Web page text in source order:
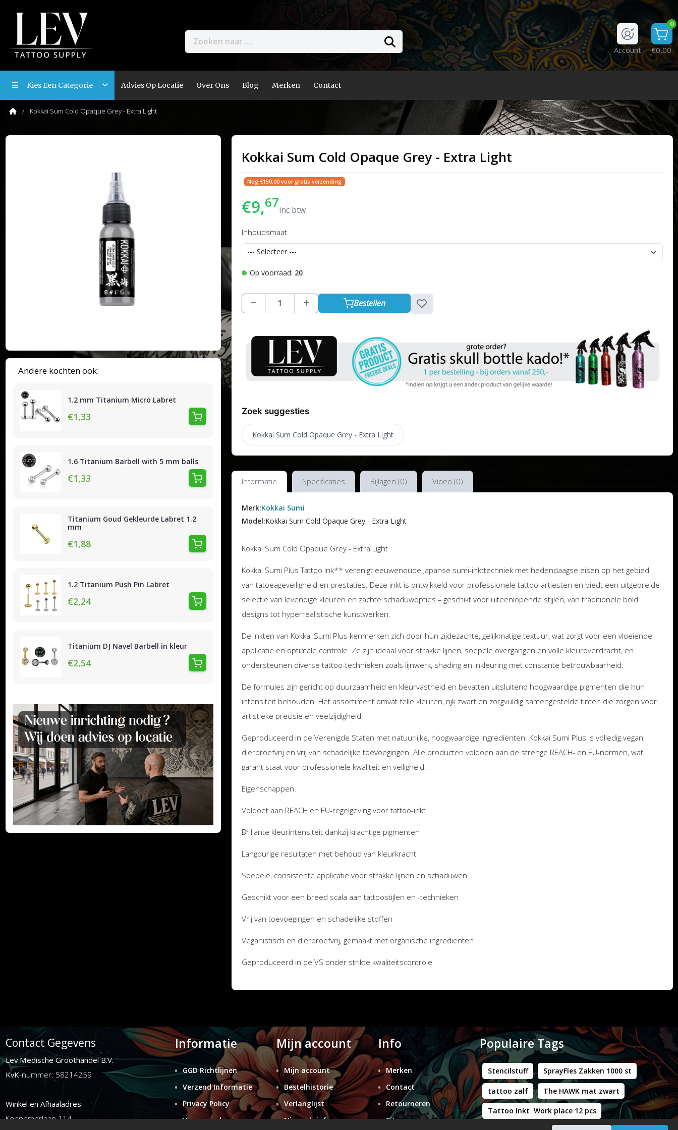
0
€0,00
Account
Kies Een Categorie Advies Op Locatie Over Ons Blog Merken Contact
Kokkai Sum Cold Opaque Grey - Extra Light
Andere kochten ook:
1.2 mm Titanium Micro Labret
€1,33
1.6 Titanium Barbell with 5 mm balls
€1,33
Titanium Goud Gekleurde Labret 1.2
mm
€1,88
1.2 Titanium Push Pin Labret
€2,24
Titanium DJ Navel Barbell in kleur
€2,54
Kokkai Sum Cold Opaque Grey - Extra Light
Nog €150,00 voor gratis verzending
€9,67inc btw
Inhoudsmaat
Op voorraad: 20
Bestellen
Zoek suggesties
Kokkai Sum Cold Opaque Grey - Extra Light
Informatie Specificaties Bijlagen (0) Video (0)
Merk:Kokkai Sumi
Model:Kokkai Sum Cold Opaque Grey - Extra Light
Kokkai Sum Cold Opaque Grey - Extra Light
Kokkai Sumi Plus Tattoo Ink** verenigt eeuwenoude Japanse sumi-inkttechniek met hedendaagse eisen op het gebied
van tatoeageveiligheid en prestaties. Deze inkt is ontwikkeld voor professionele tattoo-artiesten en biedt een uitgebreide
selectie van levendige kleuren en zachte schaduwopties – geschikt voor uiteenlopende stijlen, van traditionele bold
designs tot hyperrealistische kunstwerken.
De inkten van Kokkai Sumi Plus kenmerken zich door hun zijdezachte, gelijkmatige textuur, wat zorgt voor een vloeiende
applicatie en optimale controle. Ze zijn ideaal voor strakke lijnen, soepele overgangen en volle kleuroverdracht, en
ondersteunen diverse tattoo-technieken zoals lijnwerk, shading en inkleuring met constante betrouwbaarheid.
De formules zijn gericht op duurzaamheid en kleurvastheid en bevatten uitsluitend hoogwaardige pigmenten die hun
intensiteit behouden. Het assortiment omvat felle kleuren, rijk zwart en zorgvuldig samengestelde tinten die zorgen voor
artistieke precisie en veelzijdigheid.
Geproduceerd in de Verenigde Staten met natuurlijke, hoogwaardige ingrediënten. Kokkai Sumi Plus is volledig vegan,
dierproefvrij en vrij van schadelijke toevoegingen. Alle producten voldoen aan de strenge REACH- en EU-normen, wat
garant staat voor professionele kwaliteit en veiligheid.
Eigenschappen:
Voldoet aan REACH en EU-regelgeving voor tattoo-inkt
Briljante kleurintensiteit dankzij krachtige pigmenten
Langdurige resultaten met behoud van kleurkracht
Soepele, consistente applicatie voor strakke lijnen en schaduwen
Geschikt voor een breed scala aan tattoostijlen en -technieken
Vrij van toevoegingen en schadelijke stoffen
Veganistisch en dierproefvrij, gemaakt met organische ingrediënten
Geproduceerd in de VS onder strikte kwaliteitscontrole
Contact Gegevens
Lev Medische Groothandel B.V.
KvK-nummer: 58214259
Winkel en Afhaaladres:
Kennemerlaan 114
Informatie
GGD Richtlijnen
Verzend Informatie
Privacy Policy
Voorwaarden
Mijn account
Mijn account
Bestelhistorie
Verlanglijst
Nieuwsbrief
Info
Merken
Contact
Retourneren
Sitemap
Populaire Tags
Stencilstuff SprayFles Zakken 1000 st
tattoo zalf The HAWK mat zwart
Tattoo Inkt Work place 12 pcs